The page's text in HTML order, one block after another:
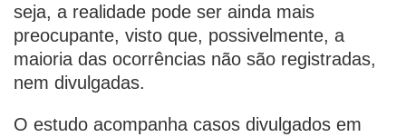
seja, a realidade pode ser ainda mais
preocupante, visto que, possivelmente, a
maioria das ocorrências não são registradas,
nem divulgadas.
O estudo acompanha casos divulgados em